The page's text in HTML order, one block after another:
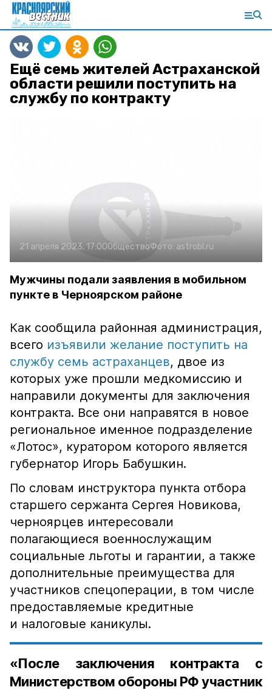
Ещё семь жителей Астраханской
области решили поступить на
службу по контракту
21 апреля 2023, 17:00ОбществоФото: astrobl.ru
Мужчины подали заявления в мобильном
пункте в Черноярском районе
Как сообщила районная администрация,
всего изъявили желание поступить на
службу семь астраханцев, двое из
которых уже прошли медкомиссию и
направили документы для заключения
контракта. Все они направятся в новое
региональное именное подразделение
«Лотос», куратором которого является
губернатор Игорь Бабушкин.
По словам инструктора пункта отбора
старшего сержанта Сергея Новикова,
черноярцев интересовали
полагающиеся военнослужащим
социальные льготы и гарантии, а также
дополнительные преимущества для
участников спецоперации, в том числе
предоставляемые кредитные
и налоговые каникулы.
«После заключения контракта с
Министерством обороны РФ участник